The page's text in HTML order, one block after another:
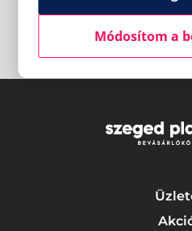
Módosítom a